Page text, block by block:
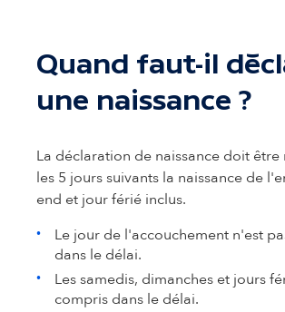
Quand faut-il
une naissance ?
La déclaration de naissance doit être
les 5 jours suivants la naissance de
end et jour férié inclus.
Le jour de l'accouchement n'est
dans le délai.
Les samedis, dimanches et jours
compris dans le délai.